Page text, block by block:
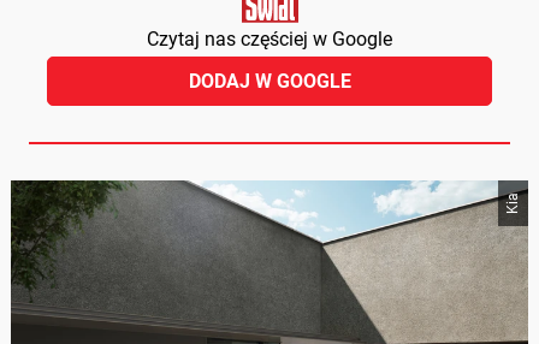
Czytaj nas częściej w Google
DODAJ W GOOGLE
Kia